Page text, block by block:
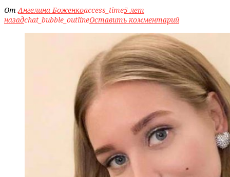
ОтАнгелина Боженкоaccess_time5 лет
назадchat_bubble_outlineОставить комментарий